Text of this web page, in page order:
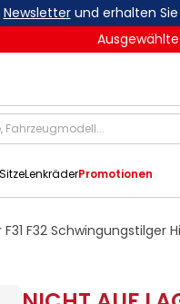
Newsletterund erhalten Sie
SitzeLenkräderPromotionen
F31 F32 Schwingungstilger